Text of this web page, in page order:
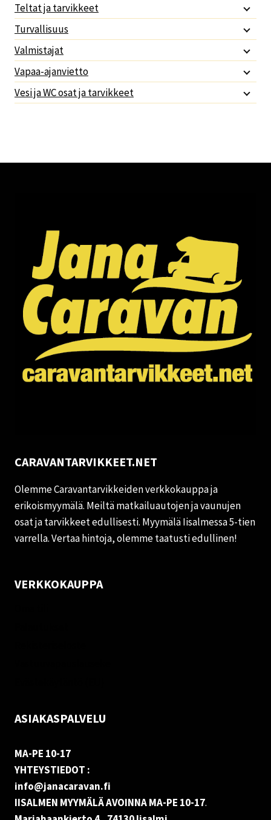
Teltat ja tarvikkeet
Turvallisuus
Valmistajat
Vapaa-ajanvietto
Vesi ja WC osat ja tarvikkeet
CARAVANTARVIKKEET.NET
Olemme Caravantarvikkeiden verkkokauppa ja
erikoismyymälä. Meiltä matkailuautojen ja vaunujen
osat ja tarvikkeet edullisesti. Myymälä Iisalmessa 5-tien
varrella. Vertaa hintoja, olemme taatusti edullinen!
VERKKOKAUPPA
ASIAKASPALVELU
MA-PE 10-17
YHTEYSTIEDOT :
info@janacaravan.fi
IISALMEN MYYMÄLÄ AVOINNA MA-PE 10-17.